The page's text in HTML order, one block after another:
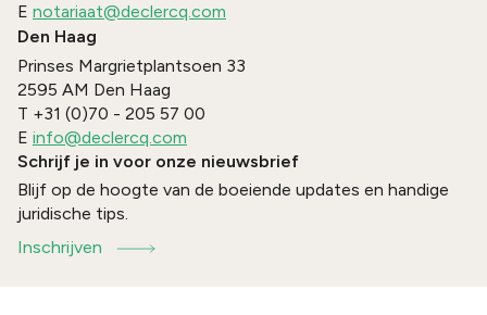
E notariaat@declercq.com
Den Haag
Prinses Margrietplantsoen 33
2595 AM Den Haag
T +31 (0)70 - 205 57 00
E info@declercq.com
Schrijf je in voor onze nieuwsbrief
Blijf op de hoogte van de boeiende updates en handige
juridische tips.
Inschrijven